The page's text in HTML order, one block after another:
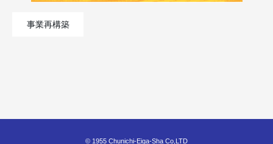
事業再構築
© 1955 Chunichi-Eiga-Sha Co,LTD